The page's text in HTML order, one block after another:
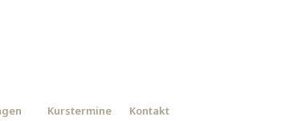
Kurstermine Kontakt